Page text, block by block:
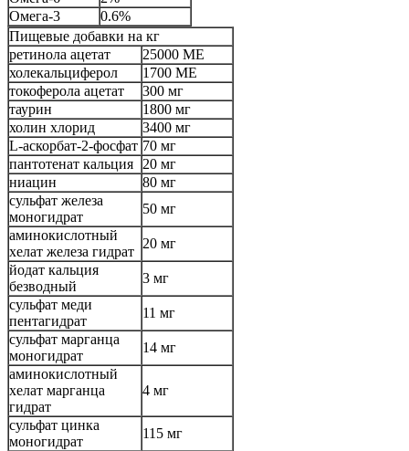
Омега-3
0.6%
Пищевые добавки на кг
ретинола ацетат
25000 МЕ
холекальциферол
1700 МЕ
токоферола ацетат
300 мг
таурин
1800 мг
холин хлорид
3400 мг
L-аскорбат-2-фосфат 70 мг
пантотенат кальция
20 мг
ниацин
80 мг
сульфат железа
моногидрат
50 мг
аминокислотный
хелат железа гидрат
20 мг
йодат кальция
безводный
3 мг
сульфат меди
пентагидрат
11 мг
сульфат марганца
моногидрат
14 мг
аминокислотный
хелат марганца
гидрат
4 мг
сульфат цинка
моногидрат
115 мг